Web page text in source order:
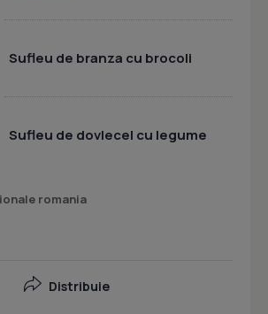
Sufleu de branza cu brocoli
Sufleu de dovlecel cu legume
romania
Distribuie